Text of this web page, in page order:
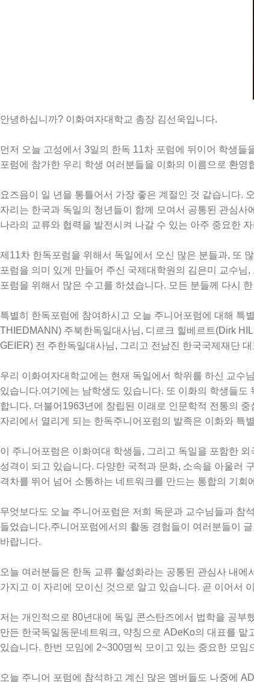
안녕하십니까? 이화여자대학교 총장 김선욱입니다.
먼저 오늘 고성에서 3일의 한독 11차 포럼에 뒤이어 학생들
포럼에 참가한 우리 학생 여러분들을 이화의 이름으로 환영
요즈음이 일 년을 통틀어서 가장 좋은 계절인 것 같습니다.
자리는 한국과 독일의 청년들이 함께 모여서 공통된 관심사에
나라의 교류와 협력을 발전시켜 나갈 수 있는 아주 중요한
제 11차 한독포럼을 위해서 독일에서 오신 많은 분들과, 또
포럼을 의미 있게 만들어 주신 국제대학원의 김은미 교수님,
포럼을 위해서 많은 수고를 하셨습니다. 모든 분들께 다시 한
특별히 한독포럼에 참여하시고 오늘 주니어포럼에 대해 특
THIEDMANN) 주북한독일대사님, 디르크 힐베르트 (Dirk
GEIER) 전 주한독일대사님, 그리고 전남진 한국국제재단 대
우리 이화여자대학교에는 현재 독일에서 학위를 하신 교수
있습니다.여기에는 남학생도 있습니다. 또 이화의 학생들도
합니다. 더불어 1963년에 창립된 이래로 인문학적 전통의 중
자리에서 열리게 되는 한독주니어포럼의 발족은 이화와 특
이 주니어포럼은 이화여대 학생들, 그리고 독일을 포함한 외
성격이
되고 있습니다. 다양한 국적과 문화, 소속을 아울러
격차를 뛰어 넘어 소통하는 네트워크를 만드는 통합의 기회에
무엇보다도 오늘 주니어포럼은 저희 독문과 교수님들과 참
들었습니다.주니어포럼에서의 활동 경험들이 여러분들이
바랍니다.
오늘 여러분들은 한독 교류 활성화라는 공통된 관심사 내에
가지고 이 자리에 모이신 것으로 알고 있습니다. 곧 이어서
저는 개인적으로 80년대에 독일 콘스탄즈에서 법학을 공부
만든 한국독일동문네트워크, 약칭으로 ADeKo의 대표를 맡
있습니다. 한번 모임에 2~300명씩 모이고 있는 중요한 모임
오늘 주니어 포럼에 참석하고 계신 많은 멤버들도 나중에